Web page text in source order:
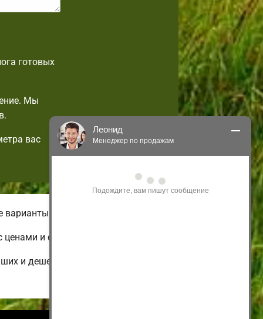
готовых
Мы
вас
домов.
и фотографиями.
и дешевых до огромных
Леонид
Менеджер по продажам
Здравствуйте! Я могу
проконсультировать Вас по нашим
акциям и проектам.